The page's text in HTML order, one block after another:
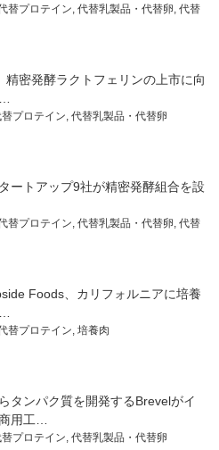
替プロテイン, 代替乳製品・代替卵, 代替
精密発酵ラクトフェリンの上市に向
プロテイン, 代替乳製品・代替卵
ートアップ9社が精密発酵組合を設
替プロテイン, 代替乳製品・代替卵, 代替
Foods、カリフォルニアに培養
替プロテイン, 培養肉
タンパク質を開発するBrevelがイ
用工…
プロテイン, 代替乳製品・代替卵